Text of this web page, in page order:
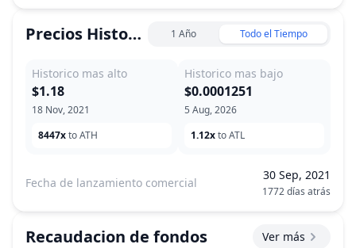
Precios Historicos 1 Año Todo el Tiempo
Historico mas alto
18 Nov, 2021
$1.18
8447xto ATH
Historico mas bajo
5 Aug, 2026
$0.0001251
1.12xto ATL
Fecha de lanzamiento comercial
30 Sep, 2021
1772 días atrás
Recaudacion de fondos Ver más